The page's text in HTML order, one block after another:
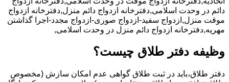
دائم در وحدت اسلامی,دفترخانه ازدواج دائم منزل,دفترخانه ازدواج
موقت منزل,ازدواج سفید-ازدواج صوری-ازدواج مجدد-اجرا گذاشتن
مهریه,دفترخانه ازدواج دائم منزل در وحدت اسلامی,
وظیفه دفتر طلاق چیست؟
دفتر طلاق،باید در ثبت طلاق گواهی عدم امکان سازش (مخصوص